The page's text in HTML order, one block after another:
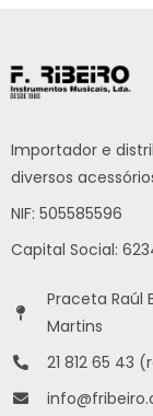
Importador e
diversos
NIF: 505585596
Capital Social:
Praceta Raúl
Martins
21 812 65 43